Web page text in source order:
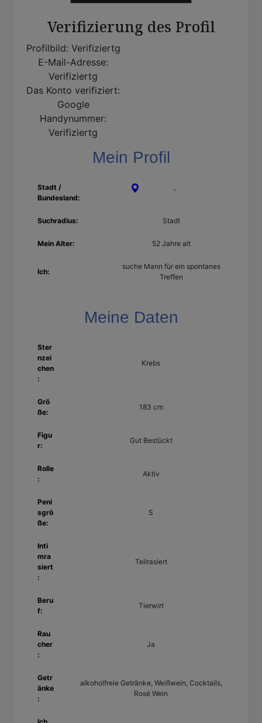
Verifizierung des Profil
Profilbild: Verifiziertg
E-Mail-Adresse:
Verifiziertg
Das Konto verifiziert:
Google
Handynummer:
Verifiziertg
Mein Profil
Stadt /
Bundesland:
,
Suchradius: Stadt
Mein Alter: 52 Jahre alt
Ich:
suche Mann für ein spontanes
Treffen
Meine Daten
Ster
nzei
chen
:
Krebs
Grö
ße:
183 cm
Figu
r:
Gut Bestückt
Rolle
:
Aktiv
Peni
sgrö
ße:
S
Inti
mra
siert
:
Teilrasiert
Beru
f:
Tierwirt
Rau
cher
:
Ja
Getr
änke
:
alkoholfreie Getränke, Weißwein, Cocktails,
Rosé Wein